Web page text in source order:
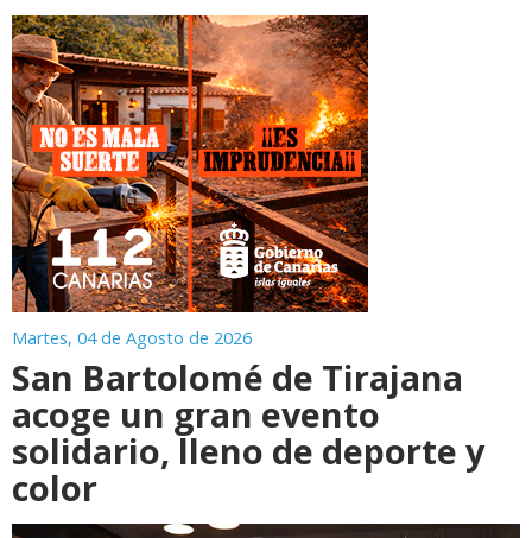
Martes, 04 de Agosto de 2026
San Bartolomé de Tirajana
acoge un gran evento
solidario, lleno de deporte y
color